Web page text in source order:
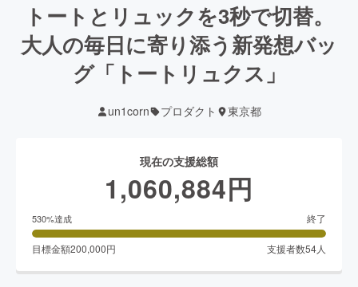
トートとリュックを3秒で切替。
大人の毎日に寄り添う新発想バッ
グ「トートリュクス」
un1corn プロダクト 東京都
現在の支援総額
1,060,884円
530%達成 終了
目標金額200,000円 支援者数54人